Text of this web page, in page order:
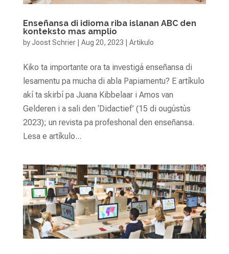
Enseñansa di idioma riba islanan ABC den
konteksto mas amplio
by Joost Schrier| Aug 20, 2023 Artikulo
Kiko ta importante ora ta investigá enseñansa di
lesamentu pa mucha di abla Papiamentu? E artíkulo
akí ta skirbí pa Juana Kibbelaar i Amos van
Gelderen i a sali den ‘Didactief’ (15 di ougùstùs
2023); un revista pa profeshonal den enseñansa.
Lesa e artíkulo...